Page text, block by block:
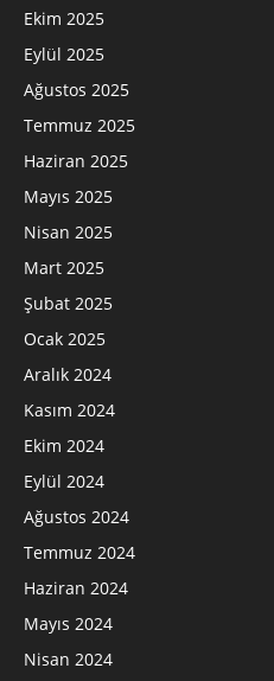
Ekim 2025
Eylül 2025
Ağustos 2025
Temmuz 2025
Haziran 2025
Mayıs 2025
Nisan 2025
Mart 2025
Şubat 2025
Ocak 2025
Aralık 2024
Kasım 2024
Ekim 2024
Eylül 2024
Ağustos 2024
Temmuz 2024
Haziran 2024
Mayıs 2024
Nisan 2024